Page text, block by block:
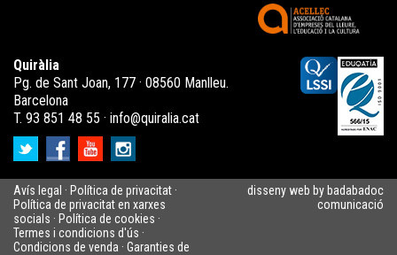
Quiràlia
Pg. de Sant Joan, 177 · 08560 Manlleu.
Barcelona
T. 93 851 48 55 · info@quiralia.cat
Avís legal · Política de privacitat ·
Política de privacitat en xarxes
socials · Política de cookies ·
Termes i condicions d'ús ·
Condicions de venda · Garanties de
disseny web by badabadoc
comunicació